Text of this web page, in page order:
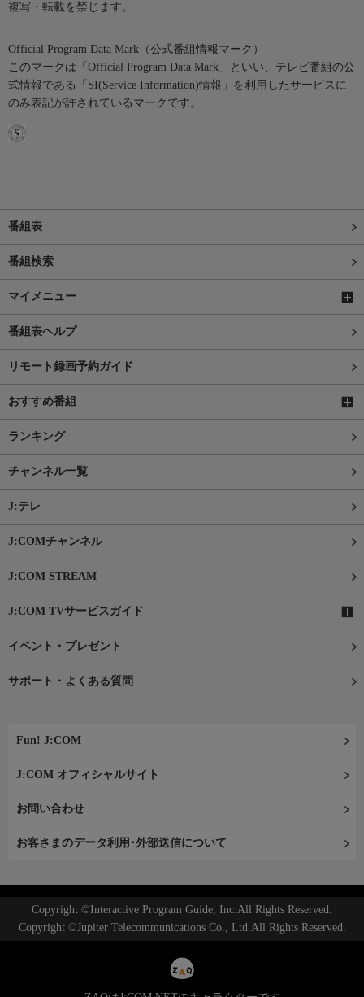
複写・転載を禁じます。
Official Program Data Mark（公式番組情報マーク）
このマークは「Official Program Data Mark」といい、テレビ番組の公
式情報である「SI(Service Information)情報」を利用したサービスに
のみ表記が許されているマークです。
番組表
番組検索
マイメニュー
番組表ヘルプ
リモート録画予約ガイド
おすすめ番組
ランキング
チャンネル一覧
J:テレ
J:COMチャンネル
J:COM STREAM
J:COM TVサービスガイド
イベント・プレゼント
サポート・よくある質問
Fun! J:COM
J:COM オフィシャルサイト
お問い合わせ
お客さまのデータ利用･外部送信について
Copyright ©Interactive Program Guide, Inc.All Rights Reserved.
Copyright ©Jupiter Telecommunications Co., Ltd.All Rights Reserved.